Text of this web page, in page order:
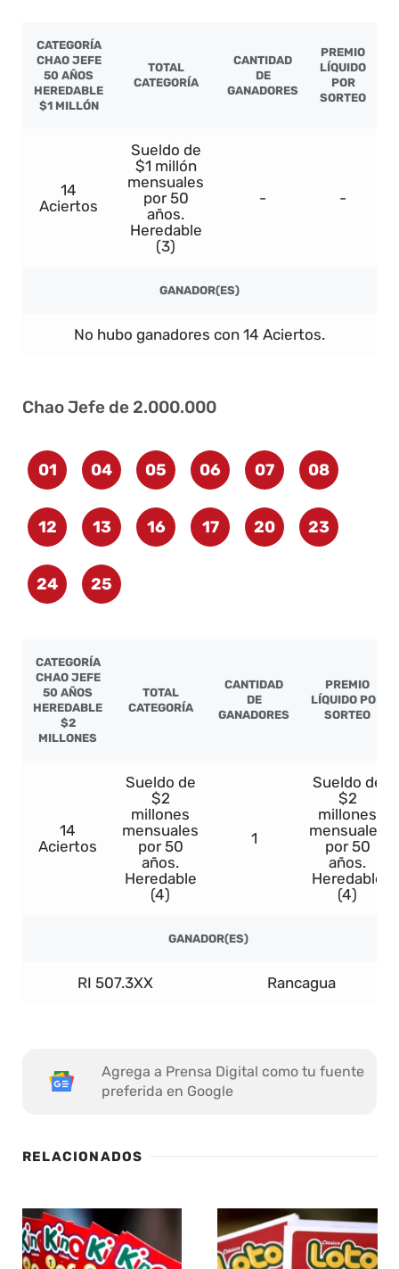
CATEGORÍA
CHAO JEFE
50 AÑOS
HEREDABLE
$1 MILLÓN
TOTAL
CATEGORÍA
CANTIDAD
DE
GANADORES
PREMIO
LÍQUIDO
POR
SORTEO
14
Aciertos
Sueldo de
$1 millón
mensuales
por 50
años.
Heredable
(3)
- -
GANADOR(ES)
No hubo ganadores con 14 Aciertos.
Chao Jefe de 2.000.000
01 04 05 06 07 08
12 13 16 17 20 23
24 25
CATEGORÍA
CHAO JEFE
50 AÑOS
HEREDABLE
$2
MILLONES
TOTAL
CATEGORÍA
CANTIDAD
DE
GANADORES
PREMIO
LÍQUIDO POR
SORTEO
14
Aciertos
Sueldo de
$2
millones
mensuales
por 50
años.
Heredable
(4)
1
Sueldo de
$2
millones
mensuales
por 50
años.
Heredable
(4)
GANADOR(ES)
RI 507.3XX Rancagua
Agrega a Prensa Digital como tu fuente
preferida en Google
RELACIONADOS